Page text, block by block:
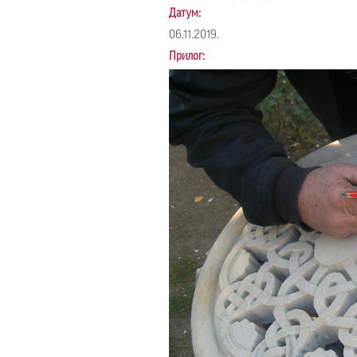
Датум:
06.11.2019.
Прилог: